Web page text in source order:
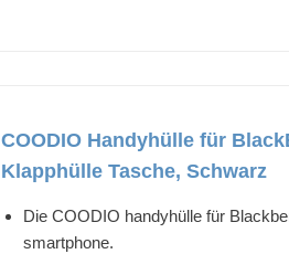
COODIO Handyhülle für
Klapphülle Tasche, Schwarz
Die COODIO handyhülle für
smartphone.